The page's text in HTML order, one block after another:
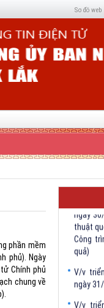
Sơ đồ web
phần mềm
phủ). Ngày
Chính phủ
chung về
V/v
ngày
Công
quả)
V/v
ngày
V/v
ngày